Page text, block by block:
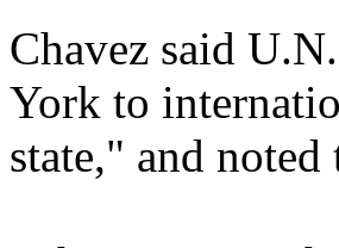
Chavez said
York to
state," and noted